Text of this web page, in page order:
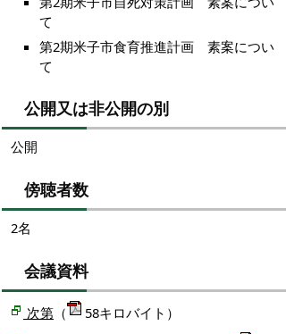
て
第2期米子市食育推進計画 素案につい
て
公開又は非公開の別
公開
傍聴者数
2名
会議資料
次第 （
58キロバイト）